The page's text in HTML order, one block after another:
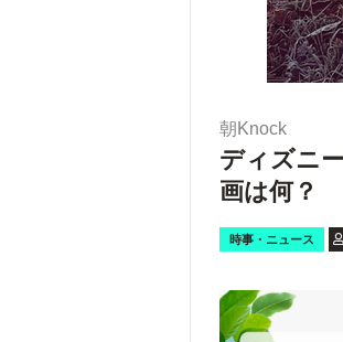
朝Knock
ディズニ
画は何？
時事・ニュース